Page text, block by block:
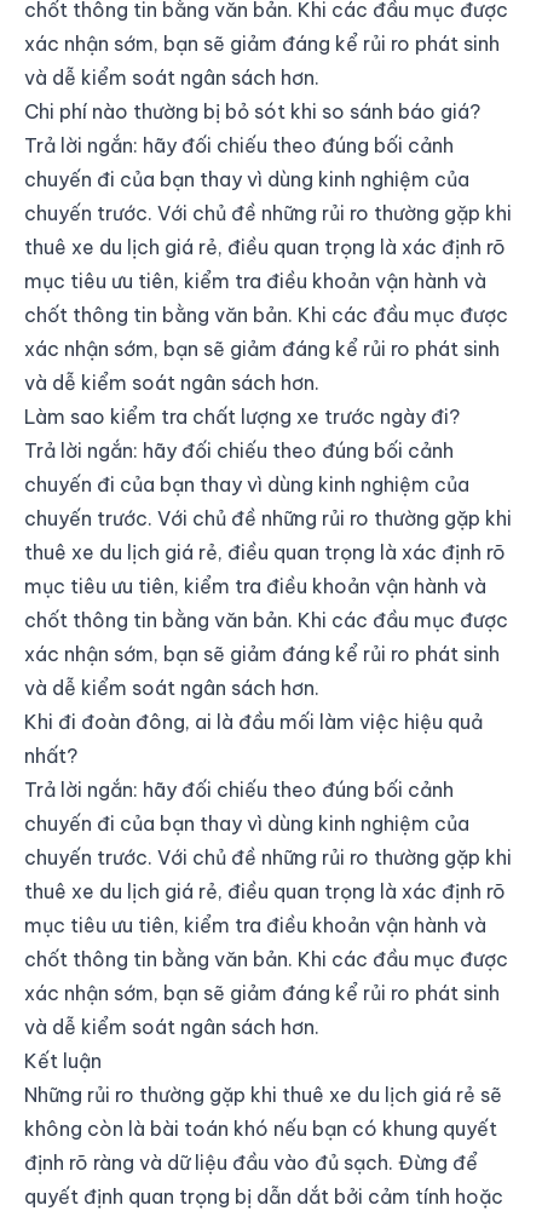
chốt thông tin bằng văn bản. Khi các đầu mục được
xác nhận sớm, bạn sẽ giảm đáng kể rủi ro phát sinh
và dễ kiểm soát ngân sách hơn.
Chi phí nào thường bị bỏ sót khi so sánh báo giá?
Trả lời ngắn: hãy đối chiếu theo đúng bối cảnh
chuyến đi của bạn thay vì dùng kinh nghiệm của
chuyến trước. Với chủ đề những rủi ro thường gặp khi
thuê xe du lịch giá rẻ, điều quan trọng là xác định rõ
mục tiêu ưu tiên, kiểm tra điều khoản vận hành và
chốt thông tin bằng văn bản. Khi các đầu mục được
xác nhận sớm, bạn sẽ giảm đáng kể rủi ro phát sinh
và dễ kiểm soát ngân sách hơn.
Làm sao kiểm tra chất lượng xe trước ngày đi?
Trả lời ngắn: hãy đối chiếu theo đúng bối cảnh
chuyến đi của bạn thay vì dùng kinh nghiệm của
chuyến trước. Với chủ đề những rủi ro thường gặp khi
thuê xe du lịch giá rẻ, điều quan trọng là xác định rõ
mục tiêu ưu tiên, kiểm tra điều khoản vận hành và
chốt thông tin bằng văn bản. Khi các đầu mục được
xác nhận sớm, bạn sẽ giảm đáng kể rủi ro phát sinh
và dễ kiểm soát ngân sách hơn.
Khi đi đoàn đông, ai là đầu mối làm việc hiệu quả
nhất?
Trả lời ngắn: hãy đối chiếu theo đúng bối cảnh
chuyến đi của bạn thay vì dùng kinh nghiệm của
chuyến trước. Với chủ đề những rủi ro thường gặp khi
thuê xe du lịch giá rẻ, điều quan trọng là xác định rõ
mục tiêu ưu tiên, kiểm tra điều khoản vận hành và
chốt thông tin bằng văn bản. Khi các đầu mục được
xác nhận sớm, bạn sẽ giảm đáng kể rủi ro phát sinh
và dễ kiểm soát ngân sách hơn.
Kết luận
Những rủi ro thường gặp khi thuê xe du lịch giá rẻ sẽ
không còn là bài toán khó nếu bạn có khung quyết
định rõ ràng và dữ liệu đầu vào đủ sạch. Đừng để
quyết định quan trọng bị dẫn dắt bởi cảm tính hoặc